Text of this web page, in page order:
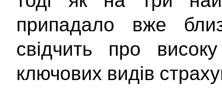
припадало вже
свідчить про
ключових видів